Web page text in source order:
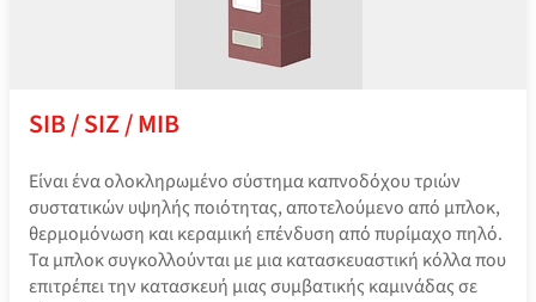
SIB / SIZ / MIB
Είναι ένα ολοκληρωμένο σύστημα καπνοδόχου τριών
συστατικών υψηλής ποιότητας, αποτελούμενο από μπλοκ,
θερμομόνωση και κεραμική επένδυση από πυρίμαχο πηλό.
Τα μπλοκ συγκολλούνται με μια κατασκευαστική κόλλα που
επιτρέπει την κατασκευή μιας συμβατικής καμινάδας σε